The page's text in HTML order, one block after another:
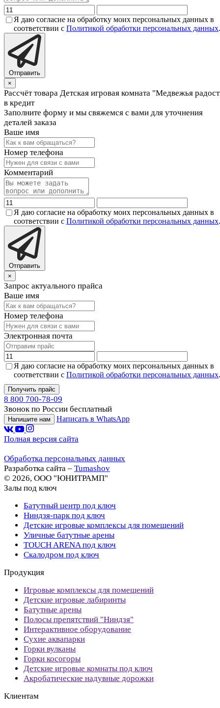
Я даю согласие на обработку моих персональных данных в
соответствии с Политикой обработки персональных данных.
Отправить
×
Рассчёт товара Детская игровая комната "Медвежья
в кредит
Заполните форму и мы свяжемся с вами для уточнения
деталей заказа
Ваше имя
Номер телефона
Комментарий
Я даю согласие на обработку моих персональных данных в
соответствии с Политикой обработки персональных данных.
Отправить
×
Запрос актуального прайса
Ваше имя
Номер телефона
Электронная почта
Я даю согласие на обработку моих персональных данных в
соответствии с Политикой обработки персональных данных.
Получить прайс
8 800 700-78-09
Звонок по России бесплатный
Напишите нам Написать в WhatsApp
Полная версия сайта
Обработка персональных данных
Разработка сайта – Tumashov
© 2026, ООО "ЮНИТРАМП"
Залы под ключ
Батутный центр под ключ
Ниндзя-парк под ключ
Детские игровые комплексы для помещений
Уличные батутные арены
TOUCH ARENA под ключ
Скалодром под ключ
Продукция
Игровые комплексы для помещений
Детские игровые лабиринты
Батутные арены
Полосы препятствий "Ниндзя"
Интерактивное оборудование
Сухие аквапарки
Горки вулканы
Горки косогоры
Детские игровые комнаты под ключ
Акробатические надувные дорожки
Клиентам